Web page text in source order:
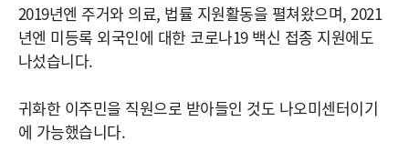
2019년엔 주거와 의료, 법률 지원활동을 펼쳐왔으며, 2021
년엔 미등록 외국인에 대한 코로나19 백신 접종 지원에도
나섰습니다.
귀화한 이주민을 직원으로 받아들인 것도 나오미센터이기
에 가능했습니다.